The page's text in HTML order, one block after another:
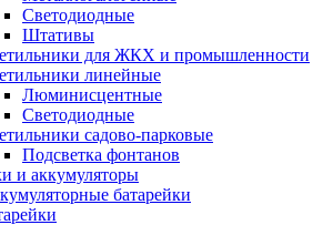
Светодиодные
Штативы
для ЖКХ и промышленности
линейные
Люминисцентные
Светодиодные
садово-парковые
Подсветка фонтанов
и аккумуляторы
батарейки